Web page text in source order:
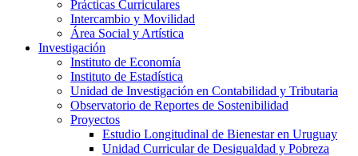
Prácticas Curriculares
Intercambio y Movilidad
Área Social y Artística
Investigación
Instituto de Economía
Instituto de Estadística
Unidad de Investigación en Contabilidad y Tributaria
Observatorio de Reportes de Sostenibilidad
Proyectos
Estudio Longitudinal de Bienestar en Uruguay
Unidad Curricular de Desigualdad y Pobreza